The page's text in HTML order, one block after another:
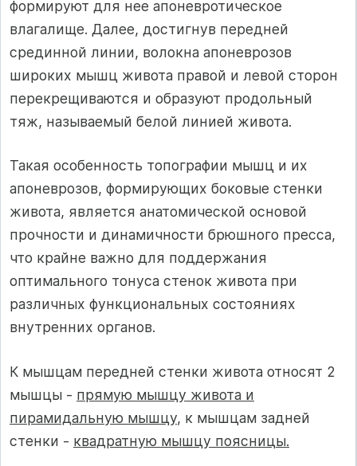
формируют для нее апоневротическое
влагалище. Далее, достигнув передней
срединной линии, волокна апоневрозов
широких мышц живота правой и левой сторон
перекрещиваются и образуют продольный
тяж, называемый белой линией живота.
Такая особенность топографии мышц и их
апоневрозов, формирующих боковые стенки
живота, является анатомической основой
прочности и динамичности брюшного пресса,
что крайне важно для поддержания
оптимального тонуса стенок живота при
различных функциональных состояниях
внутренних органов.
К мышцам передней стенки живота относят 2
мышцы - прямую мышцу живота и
пирамидальную мышцу, к мышцам задней
стенки - квадратную мышцу поясницы.